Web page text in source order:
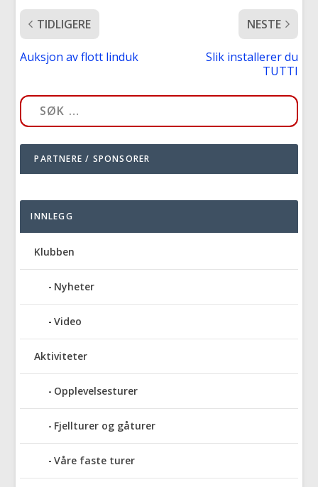
TIDLIGERE
Auksjon av flott linduk
NESTE
Slik installerer du
TUTTI
PARTNERE / SPONSORER
INNLEGG
Klubben
Nyheter
Video
Aktiviteter
Opplevelsesturer
Fjellturer og gåturer
Våre faste turer